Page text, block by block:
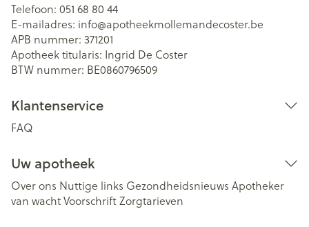
Telefoon: 051 68 80 44
E-mailadres: info@apotheekmollemandecoster.be
APB nummer: 371201
Apotheek titularis: Ingrid De Coster
BTW nummer: BE0860796509
Klantenservice
FAQ
Uw apotheek
Over ons Nuttige links Gezondheidsnieuws Apotheker
van wachtVoorschriftZorgtarieven